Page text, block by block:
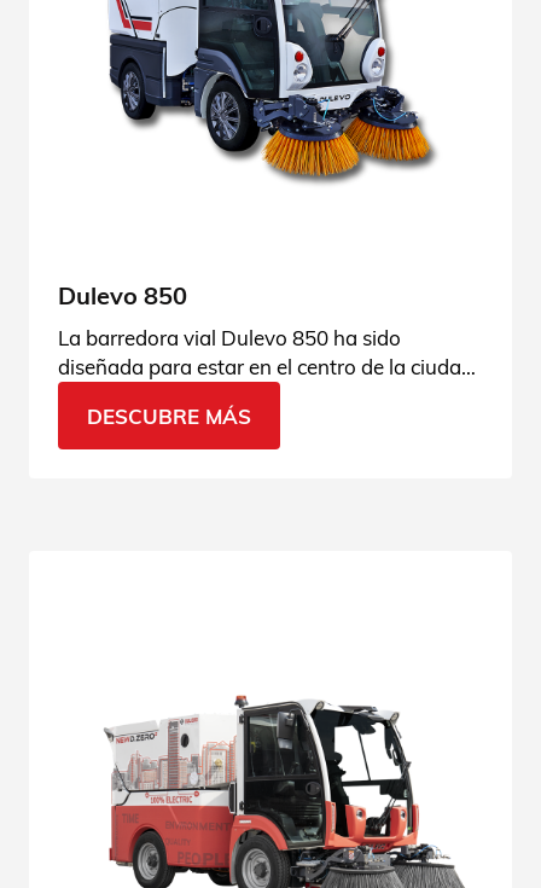
Dulevo 850
La barredora vial Dulevo 850 ha sido
diseñada para estar en el centro de la ciudad
producto y descubre todos los detalles.
DESCUBRE MÁS